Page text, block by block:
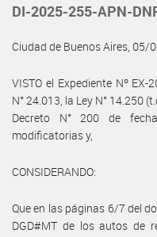
DI-2025-255-APN-
Ciudad de Buenos Aires, 05/
VISTO el Expediente Nº EX-
N° 24.013, la Ley N° 14.250
Decreto N° 200 de
modificatorias y,
CONSIDERANDO:
Que en las páginas 6/7 del
DGD#MT de los autos de